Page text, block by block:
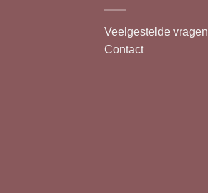
Veelgestelde vragen
Contact